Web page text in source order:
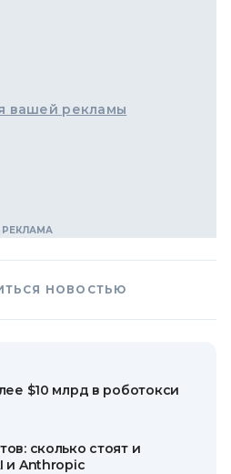
вашей рекламы
НОВОСТЬЮ
$10 млрд в роботокси
сколько стоят и
и Anthropic